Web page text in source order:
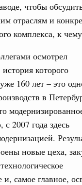
чтобы
отраслям и
комплекса, к
осмотрел
которого
160 лет – это
в
с 2007 года здесь
новые цеха,
и, самое главное,
Кравцов и
открытий»
союз.
с зарубежными
и